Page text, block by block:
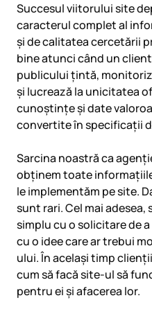
Succesul viitorului site
caracterul complet al
și de calitatea cercetării
bine atunci când un
publicului țintă,
și lucrează la unicitatea
cunoștințe și date
convertite în specificații
Sarcina noastră ca
obținem toate
le implementăm pe site.
sunt rari. Cel mai
simplu cu o solicitare de
cu o idee care ar trebui
ului. În același timp
cum să facă site-ul să
pentru ei și afacerea lor.